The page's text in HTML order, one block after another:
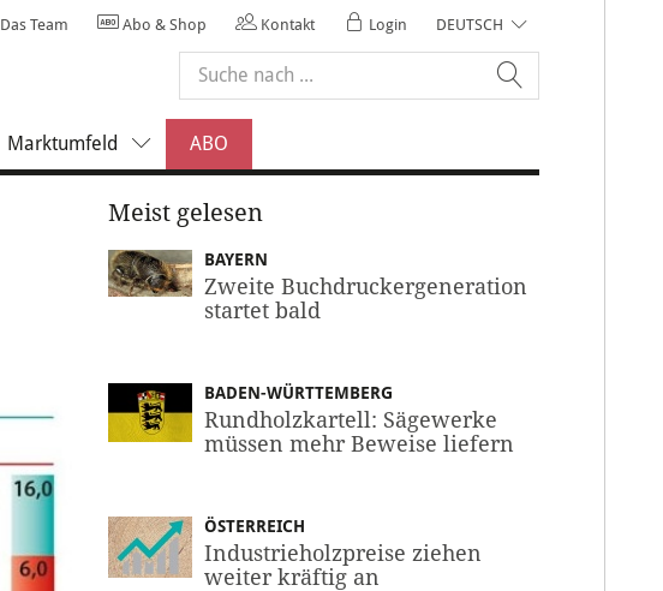
Das Team Abo & Shop Kontakt Login DEUTSCH
Marktumfeld ABO
Meist gelesen
BAYERN
Zweite Buchdruckergeneration
startet bald
BADEN-WÜRTTEMBERG
Rundholzkartell: Sägewerke
müssen mehr Beweise liefern
ÖSTERREICH
Industrieholzpreise ziehen
weiter kräftig an